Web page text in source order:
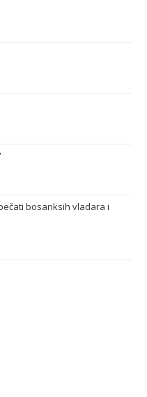
bosanksih vladara i